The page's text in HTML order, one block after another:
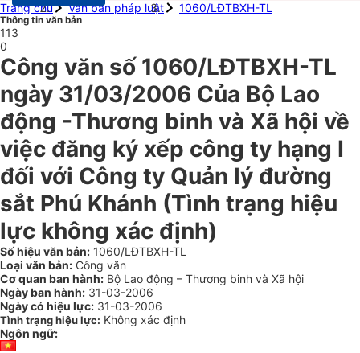
Trang chủ
Văn bản pháp luật 1060/LĐTBXH-TL
Thông tin văn bản
113
0
Công văn số 1060/LĐTBXH-TL
ngày 31/03/2006 Của Bộ Lao
động -Thương binh và Xã hội về
việc đăng ký xếp công ty hạng I
đối với Công ty Quản lý đường
sắt Phú Khánh (Tình trạng hiệu
lực không xác định)
Số hiệu văn bản: 1060/LĐTBXH-TL
Loại văn bản: Công văn
Cơ quan ban hành: Bộ Lao động – Thương binh và Xã hội
Ngày ban hành: 31-03-2006
Ngày có hiệu lực: 31-03-2006
Tình trạng hiệu lực: Không xác định
Ngôn ngữ: